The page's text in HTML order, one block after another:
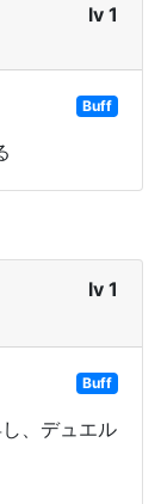
lv 1
Buff
lv 1
Buff
、デュエル